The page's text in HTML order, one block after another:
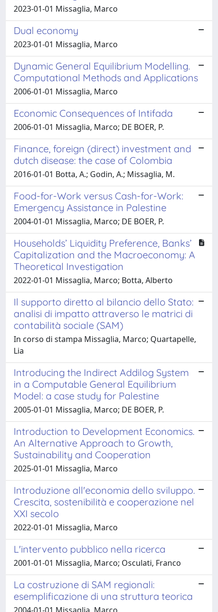
2023-01-01 Missaglia, Marco
Dual economy
2023-01-01 Missaglia, Marco
Dynamic General Equilibrium Modelling.
Computational Methods and Applications
2006-01-01 Missaglia, Marco
Economic Consequences of Intifada
2006-01-01 Missaglia, Marco; DE BOER, P.
Finance, foreign (direct) investment and
dutch disease: the case of Colombia
2016-01-01 Botta, A.; Godin, A.; Missaglia, M.
Food-for-Work versus Cash-for-Work:
Emergency Assistance in Palestine
2004-01-01 Missaglia, Marco; DE BOER, P.
Households’ Liquidity Preference, Banks’
Capitalization and the Macroeconomy: A
Theoretical Investigation
2022-01-01 Missaglia, Marco; Botta, Alberto
Il supporto diretto al bilancio dello Stato:
analisi di impatto attraverso le matrici di
contabilità sociale (SAM)
In corso di stampa Missaglia, Marco; Quartapelle,
Lia
Introducing the Indirect Addilog System
in a Computable General Equilibrium
Model: a case study for Palestine
2005-01-01 Missaglia, Marco; DE BOER, P.
Introduction to Development Economics.
An Alternative Approach to Growth,
Sustainability and Cooperation
2025-01-01 Missaglia, Marco
Introduzione all'economia dello sviluppo.
Crescita, sostenibilità e cooperazione nel
XXI secolo
2022-01-01 Missaglia, Marco
L'intervento pubblico nella ricerca
2001-01-01 Missaglia, Marco; Osculati, Franco
La costruzione di SAM regionali:
esemplificazione di una struttura teorica